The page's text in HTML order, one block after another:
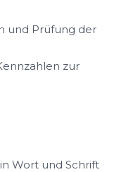
und Prüfung der
zur
Wort und Schrift